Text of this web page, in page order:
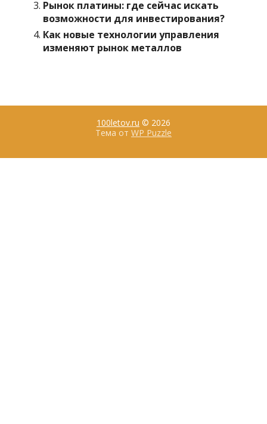
Рынок платины: где сейчас искать
возможности для инвестирования?
Как новые технологии управления
изменяют рынок металлов
100letov.ru © 2026
Тема от WP Puzzle